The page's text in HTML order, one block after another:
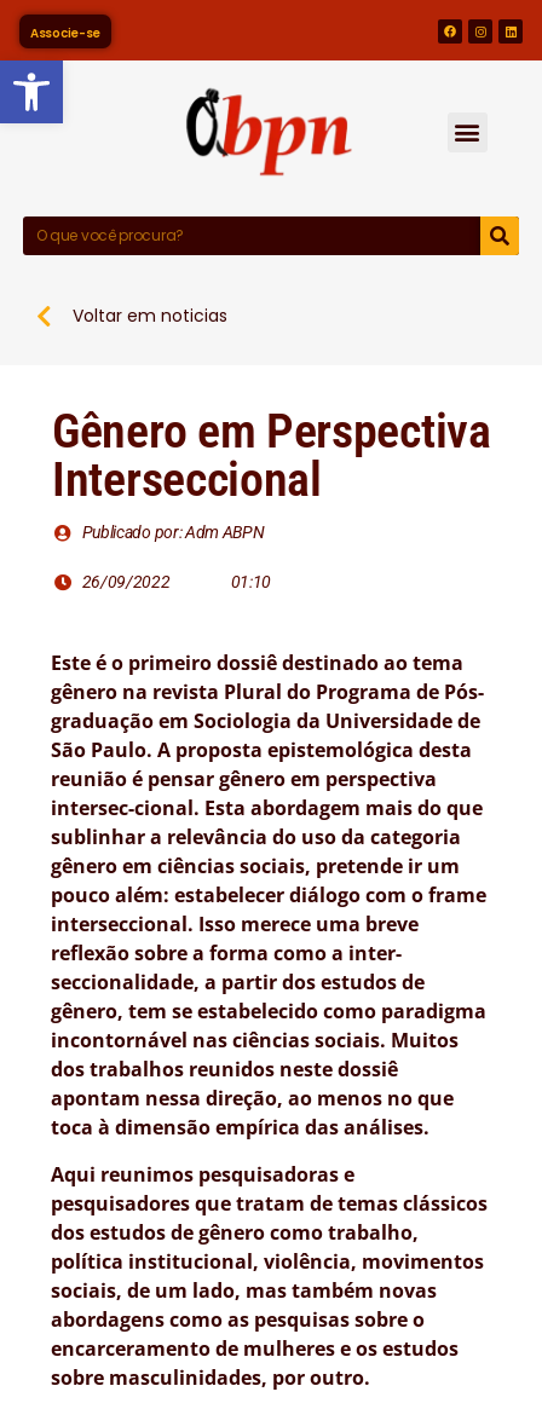
Barra de Ferramentas
Associe-se
Voltar em noticias
Gênero em Perspectiva
Interseccional
Publicado por: Adm ABPN
26/09/2022 01:10
Este é o primeiro dossiê destinado ao tema
gênero na revista Plural do Programa de Pós-
graduação em Sociologia da Universidade de
São Paulo. A proposta epistemológica desta
reunião é pensar gênero em perspectiva
intersec-cional. Esta abordagem mais do que
sublinhar a relevância do uso da categoria
gênero em ciências sociais, pretende ir um
pouco além: estabelecer diálogo com o frame
interseccional. Isso merece uma breve
reflexão sobre a forma como a inter-
seccionalidade, a partir dos estudos de
gênero, tem se estabelecido como paradigma
incontornável nas ciências sociais. Muitos
dos trabalhos reunidos neste dossiê
apontam nessa direção, ao menos no que
toca à dimensão empírica das análises.
Aqui reunimos pesquisadoras e
pesquisadores que tratam de temas clássicos
dos estudos de gênero como trabalho,
política institucional, violência, movimentos
sociais, de um lado, mas também novas
abordagens como as pesquisas sobre o
encarceramento de mulheres e os estudos
sobre masculinidades, por outro.